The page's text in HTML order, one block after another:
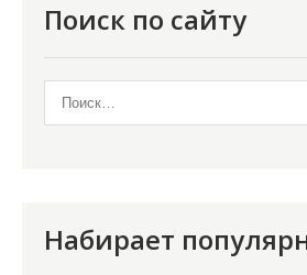
Поиск по сайту
Набирает